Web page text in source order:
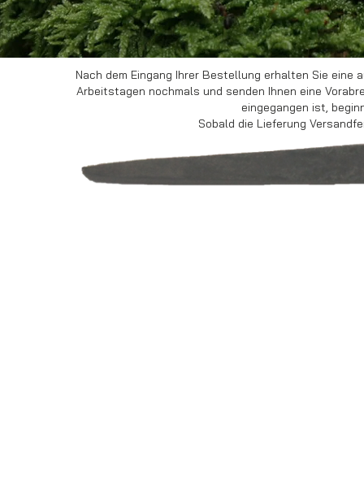
Nach dem Eingang Ihrer Bestellung erhalten Sie
Arbeitstagen nochmals und senden Ihnen eine
eingegangen ist,
Sobald die Lieferung